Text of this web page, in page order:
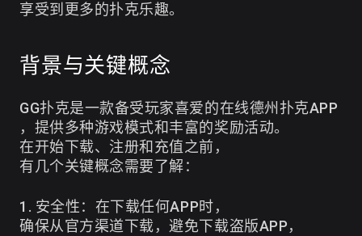
享受到更多的扑克乐趣。
背景与关键概念
GG扑克是一款备受玩家喜爱的在线德州扑克APP
，提供多种游戏模式和丰富的奖励活动。
在开始下载、注册和充值之前，
有几个关键概念需要了解：
1. 安全性：在下载任何APP时，
确保从官方渠道下载，避免下载盗版APP，